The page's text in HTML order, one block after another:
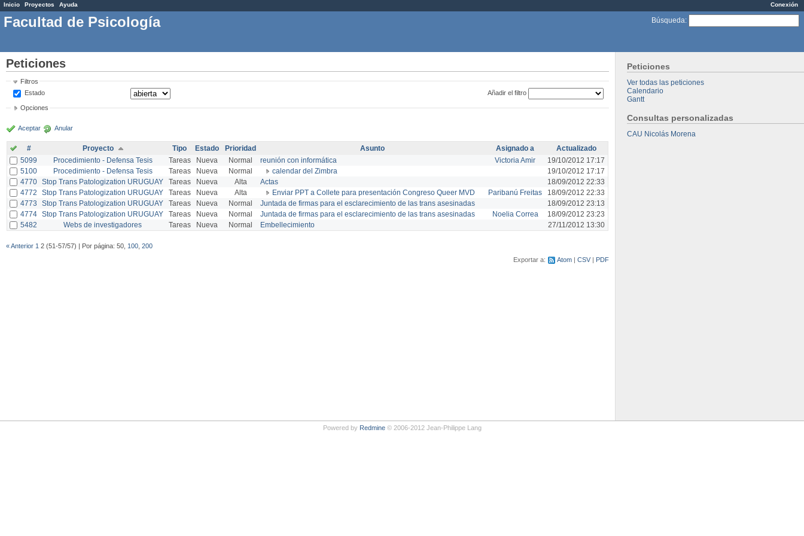
Conexión
Inicio Proyectos Ayuda
Búsqueda:
Facultad de Psicología
Peticiones
Ver todas las peticiones
Calendario
Gantt
Consultas personalizadas
CAU Nicolás Morena
Peticiones
Filtros
Estado
Añadir el filtro
Opciones
Aceptar Anular
# Proyecto Tipo Estado Prioridad Asunto Asignado a
Actualizado
5099
Procedimiento - Defensa Tesis Tareas Nueva Normal reunión con informática Victoria Amir
19/10/2012 17:17
5100
Procedimiento - Defensa Tesis Tareas Nueva Normal calendar del Zimbra
19/10/2012 17:17
4770 Stop Trans Patologization URUGUAY Tareas Nueva Alta Actas
18/09/2012 22:33
4772
Stop Trans Patologization URUGUAY Tareas Nueva Alta Enviar PPT a Collete para presentación Congreso Queer MVD Paribanú Freitas
18/09/2012 22:33
4773
Stop Trans Patologization URUGUAY Tareas Nueva Normal Juntada de firmas para el esclarecimiento de las trans asesinadas
18/09/2012 23:13
4774 Stop Trans Patologization URUGUAY Tareas Nueva Normal Juntada de firmas para el esclarecimiento de las trans asesinadas Noelia Correa
18/09/2012 23:23
5482
Webs de investigadores Tareas Nueva Normal Embellecimiento 27/11/2012 13:30
« Anterior 1 2 (51-57/57) | Por página: 50, 100 200
Exportar a:
Atom CSV PDF
Powered by Redmine© 2006-2012 Jean-Philippe Lang